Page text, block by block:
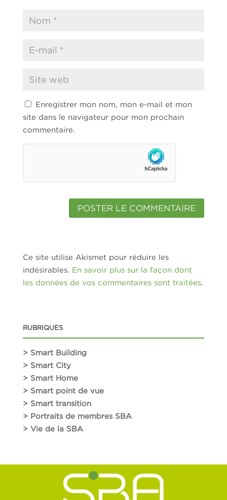
Enregistrer mon nom, mon e-mail et mon
site dans le navigateur pour mon prochain
commentaire.
Ce site utilise Akismet pour réduire les
indésirables. En savoir plus sur la façon dont
les données de vos commentaires sont traitées.
RUBRIQUES
> Smart Building
> Smart City
> Smart Home
> Smart point de vue
> Smart transition
> Portraits de membres SBA
> Vie de la SBA